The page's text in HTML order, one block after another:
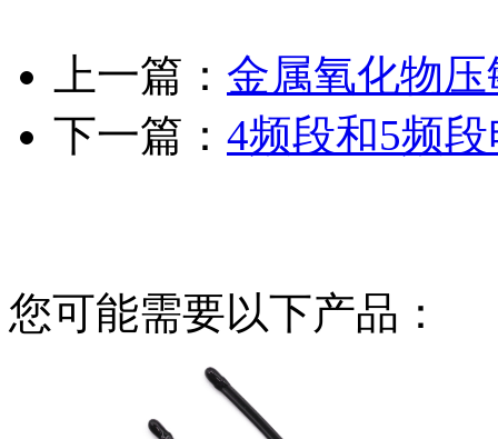
上一篇： 金属氧化物
下一篇： 4频段和5频
您可能需要以下产品：